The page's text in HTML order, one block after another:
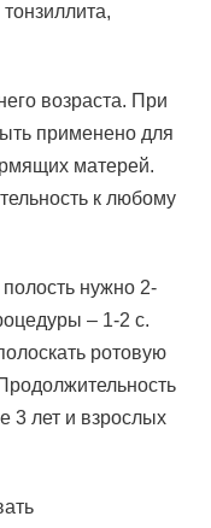
возраста. При
применено для
матерей.
к любому
нужно 2-
– 1-2 с.
ротовую
3 лет и взрослых